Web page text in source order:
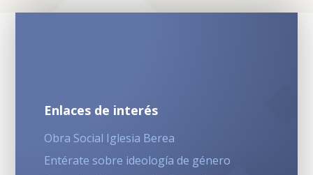
Enlaces de interés
Obra Social Iglesia Berea
Entérate sobre ideología de género